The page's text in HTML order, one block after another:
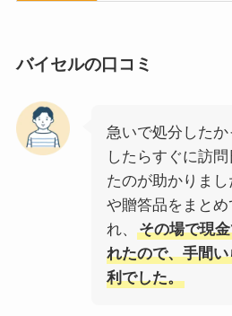
バイセルの口コミ
急いで処分した
したらすぐに訪
たのが助かりま
や贈答品をまとめ
れ、
その場で現
れたので、手間
利でした。